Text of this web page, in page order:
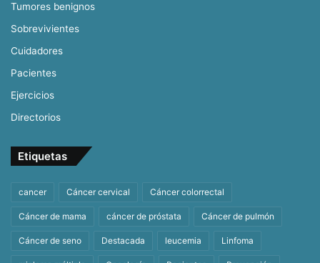
Tumores benignos
Sobrevivientes
Cuidadores
Pacientes
Ejercicios
Directorios
Etiquetas
cancer Cáncer cervical Cáncer colorrectal
Cáncer de mama cáncer de próstata Cáncer de pulmón
Cáncer de seno Destacada leucemia Linfoma